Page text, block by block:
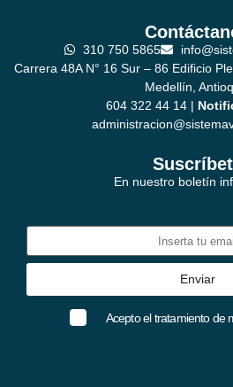
310 750 5865
Carrera 48A N° 16 Sur – 86 Edificio
Medellín,
604 322 44 14 |
En nuestro boletín
Acepto el tratamiento de